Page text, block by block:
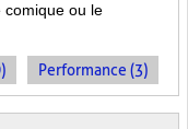
comique ou le
Performance (3)